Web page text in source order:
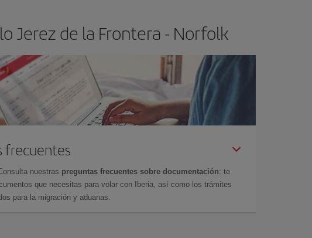
Jerez de la Frontera - Norfolk
frecuentes
nuestras preguntas frecuentes sobre documentación: te
que necesitas para volar con Iberia, así como los trámites
para la migración y aduanas.